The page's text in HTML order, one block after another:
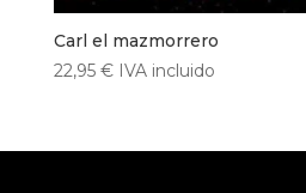
Carl el mazmorrero
22,95 € IVA incluido